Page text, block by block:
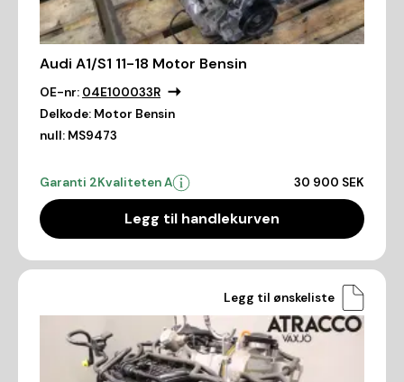
Audi A1/S1 11-18 Motor Bensin
OE-nr: 04E100033R
Delkode: Motor Bensin
null: MS9473
Garanti 2Kvaliteten A 30 900 SEK
Legg til handlekurven
Legg til ønskeliste